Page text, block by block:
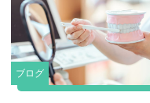
ブログ